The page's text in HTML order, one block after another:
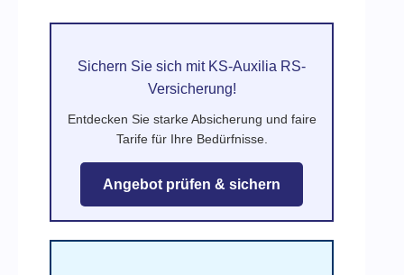
Sichern Sie sich mit KS-Auxilia RS-
Versicherung!
Entdecken Sie starke Absicherung und faire
Tarife für Ihre Bedürfnisse.
Angebot prüfen & sichern